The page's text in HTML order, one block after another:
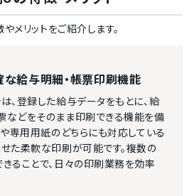
メリットをご紹介します。
な給与明細・帳票印刷機能
、登録した給与データをもとに、給
などをそのまま印刷できる機能を備
専用用紙のどちらにも対応している
た柔軟な印刷が可能です。複数の
ることで、日々の印刷業務を効率